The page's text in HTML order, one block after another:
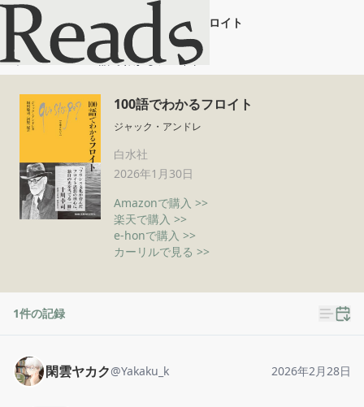
100語でわかるフロイト
ホーム 100語でわかるフロイト
100語でわかるフロイト
ジャック・アンドレ
白水社
2026年1月30日
Amazonで購入 >>
楽天で購入 >>
e-honで購入 >>
カーリルで見る >>
1件の記録
閑雲ヤカク@Yakaku_k 2026年2月28日